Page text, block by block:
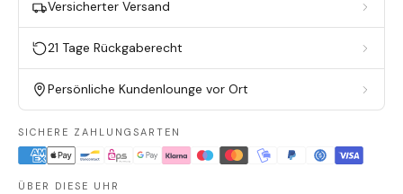
Versicherter Versand
21 Tage Rückgaberecht
Persönliche Kundenlounge vor Ort
SICHERE ZAHLUNGSARTEN
ÜBER DIESE UHR